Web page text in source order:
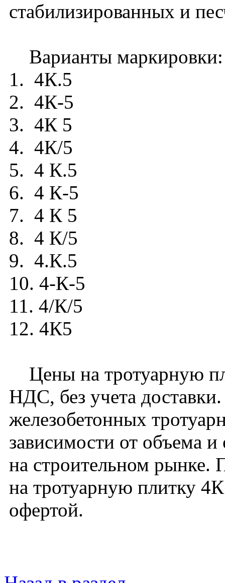
стабилизированных и
Варианты маркировки:
1. 4К.5
2. 4К-5
3. 4К 5
4. 4К/5
5. 4 К.5
6. 4 К-5
7. 4 К 5
8. 4 К/5
9. 4.К.5
10. 4-К-5
11. 4/К/5
12. 4К5
Цены на тротуарную
НДС, без учета
железобетонных
зависимости от объема
на строительном рынке.
на тротуарную плитку
офертой.